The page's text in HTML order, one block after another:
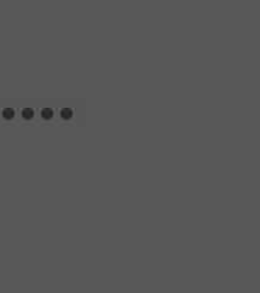
und
Erfolg.